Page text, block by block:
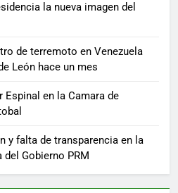
la nueva imagen del
de terremoto en Venezuela
León hace un mes
en la Camara de
y falta de transparencia en la
Gobierno PRM